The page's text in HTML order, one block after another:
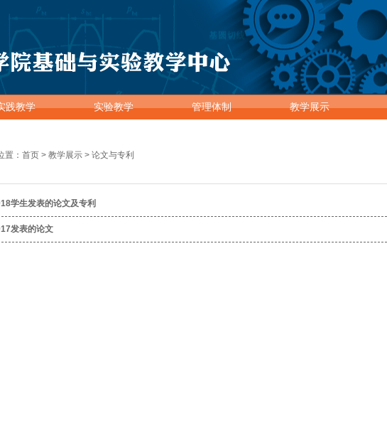
践教学 实验教学 管理体制 教学展示
置： 首页 > 教学展示 > 论文与专利
学生发表的论文及专利
发表的论文